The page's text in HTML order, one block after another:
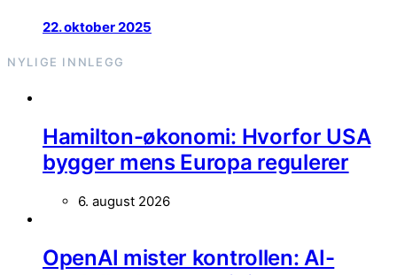
22. oktober 2025
NYLIGE INNLEGG
Hamilton-økonomi: Hvorfor USA
bygger mens Europa regulerer
6. august 2026
OpenAI mister kontrollen: AI-